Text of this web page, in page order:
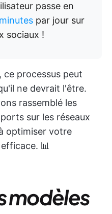
passe en
par jour sur
sociaux !
ce processus peut
ne devrait l'être.
rassemblé les
sur les réseaux
optimiser votre
📊
modèles